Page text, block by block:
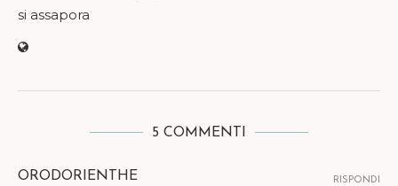
si assapora
5 COMMENTI
ORODORIENTHE RISPONDI